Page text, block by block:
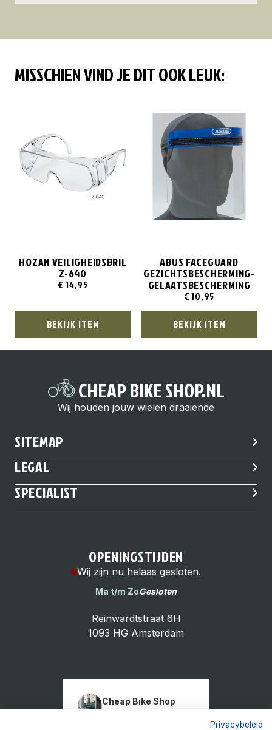
MISSCHIEN VIND JE DIT OOK LEUK:
HOZAN VEILIGHEIDSBRIL
Z-640
€ 14,95
BEKIJK ITEM
ABUS FACEGUARD
GEZICHTSBESCHERMING-
GELAATSBESCHERMING
€10,95
BEKIJK ITEM
CHEAP BIKE SHOP.NL
Wij houden jouw wielen draaiende
SITEMAP
LEGAL
SPECIALIST
Cheap Bike Shop
OPENINGSTIJDEN
Wij zijn nu helaas gesloten.
Ma t/m ZoGesloten
Reinwardtstraat 6H
1093 HG Amsterdam
Privacybeleid